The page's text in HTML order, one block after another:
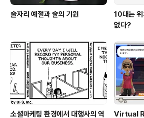
술자리 예절과 술의 기원
10대는 위
없다?
소셜마케팅 환경에서 대행사의 역
Virtual